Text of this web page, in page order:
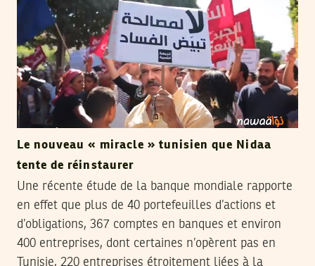
Le nouveau « miracle » tunisien que Nidaa
tente de réinstaurer
Une récente étude de la banque mondiale rapporte
en effet que plus de 40 portefeuilles d’actions et
d’obligations, 367 comptes en banques et environ
400 entreprises, dont certaines n’opèrent pas en
Tunisie, 220 entreprises étroitement liées à la